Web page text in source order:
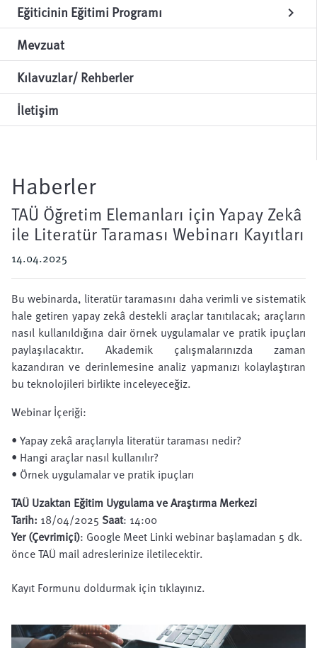
Eğiticinin Eğitimi Programı
chevron_right
Mevzuat
Kılavuzlar/ Rehberler
İletişim
Haberler
TAÜ Öğretim Elemanları için Yapay Zekâ
ile Literatür Taraması Webinarı Kayıtları
14.04.2025
Bu webinarda, literatür taramasını daha verimli ve sistematik
hale getiren yapay zekâ destekli araçlar tanıtılacak; araçların
nasıl kullanıldığına dair örnek uygulamalar ve pratik ipuçları
paylaşılacaktır. Akademik çalışmalarınızda zaman
kazandıran ve derinlemesine analiz yapmanızı kolaylaştıran
bu teknolojileri birlikte inceleyeceğiz.
Webinar İçeriği:
• Yapay zekâ araçlarıyla literatür taraması nedir?
• Hangi araçlar nasıl kullanılır?
• Örnek uygulamalar ve pratik ipuçları
TAÜ Uzaktan Eğitim Uygulama ve Araştırma Merkezi
Tarih: 18/04/2025 Saat: 14:00
Yer (Çevrimiçi): Google Meet Linki webinar başlamadan 5 dk.
önce TAÜ mail adreslerinize iletilecektir.
Kayıt Formunu doldurmak için tıklayınız.